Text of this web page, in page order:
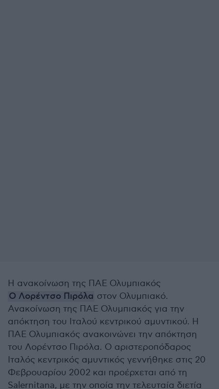
Η ανακοίνωση της ΠΑΕ Ολυμπιακός
Ο Λορέντσο Πιρόλα στον Ολυμπιακό.
Ανακοίνωση της ΠΑΕ Ολυμπιακός για την
απόκτηση του Ιταλού κεντρικού αμυντικού. Η
ΠΑΕ Ολυμπιακός ανακοινώνει την απόκτηση
του Λορέντσο Πιρόλα. Ο αριστεροπόδαρος
Ιταλός κεντρικός αμυντικός γεννήθηκε στις 20
Φεβρουαρίου 2002 και προέρχεται από τη
Salernitana, με την οποία την τελευταία διετία